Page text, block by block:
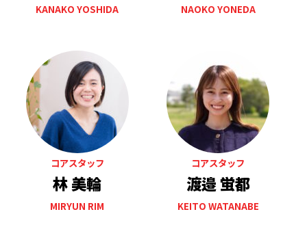
KANAKO YOSHIDA NAOKO YONEDA
コアスタッフ
林 美輪
MIRYUN RIM
コアスタッフ
渡邉 蛍都
KEITO WATANABE